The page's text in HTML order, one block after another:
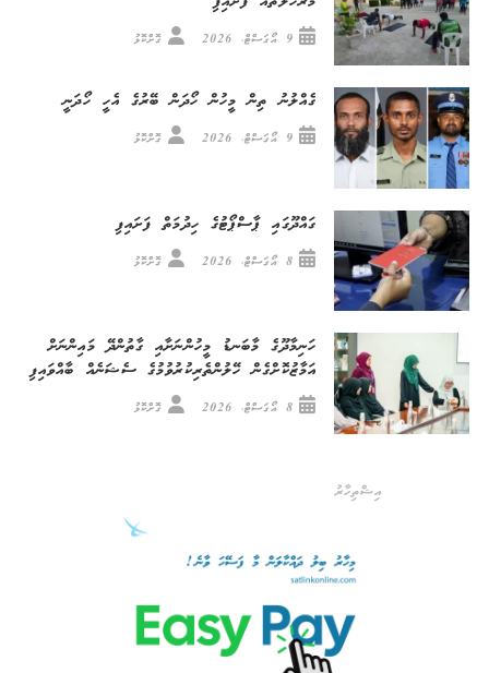
9 އޯގަސްޓް، 2026 ގޮށްކޮޅު
ގެއްލުނު ތިން މީހުން ހޯދަން ބޭރުގެ އެހީ ހޯދަނީ
9 އޯގަސްޓް، 2026 ގޮށްކޮޅު
ގައްދޫގައި ޕާސްޕޯޓުގެ ހިދުމަތް ފަށައިފި
8 އޯގަސްޓް، 2026 ގޮށްކޮޅު
ހަނިމާދޫގެ މާބަނޑު މީހުންނަށާއި ގާތުންދޭ މައިންނަށް
އަމާޒުކޮށްގެން ހޭލުންތެރިކުރުވުމުގެ ސެޝަނެއް ބާއްވައިފި
8 އޯގަސްޓް، 2026 ގޮށްކޮޅު
އިޝްތިހާރު